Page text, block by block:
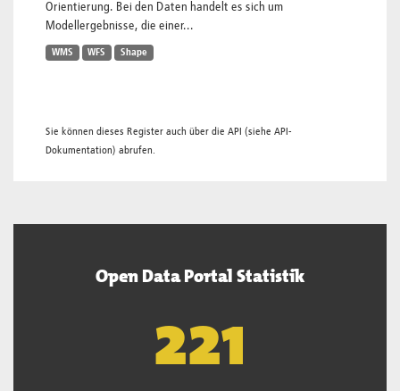
Orientierung. Bei den Daten handelt es sich um
Modellergebnisse, die einer...
WMS WFS Shape
Sie können dieses Register auch über die API (siehe API-
Dokumentation) abrufen.
Open Data Portal Statistik
222